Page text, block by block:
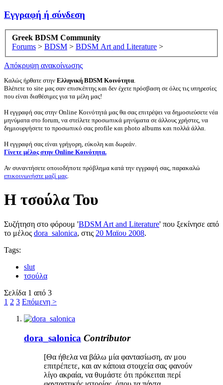
Εγγραφή ή σύνδεση
Greek BDSM Community
Forums > BDSM > BDSM Art and Literature >
Απόκρυψη ανακοίνωσης
Καλώς ήρθατε στην Ελληνική BDSM Κοινότητα.
Βλέπετε το site μας σαν επισκέπτης και δεν έχετε πρόσβαση σε όλες τις υπηρεσίες
που είναι διαθέσιμες για τα μέλη μας!
Η εγγραφή σας στην Online Κοινότητά μας θα σας επιτρέψει να δημοσιεύσετε νέα
μηνύματα στο forum, να στείλετε προσωπικά μηνύματα σε άλλους χρήστες, να
δημιουργήσετε το προσωπικό σας profile και photo albums και πολλά άλλα.
Η εγγραφή σας είναι γρήγορη, εύκολη και δωρεάν.
Γίνετε μέλος στην Online Κοινότητα.
Αν συναντήσετε οποιοδήποτε πρόβλημα κατά την εγγραφή σας, παρακαλώ
επικοινωνήστε μαζί μας.
Η τσούλα Του
Συζήτηση στο φόρουμ 'BDSM Art and Literature' που ξεκίνησε από
το μέλος dora_salonica, στις 20 Μαϊου 2008.
Tags:
slut
τσούλα
Σελίδα 1 από 3
1 2 3 Επόμενη >
dora_salonica Contributor
[Θα ήθελα να βάλω μία φαντασίωση, αν μου
επιτρέπετε, και αν κάποια στοιχεία σας φανούν
λίγο ακραία, να θυμάστε ότι πρόκειται περί